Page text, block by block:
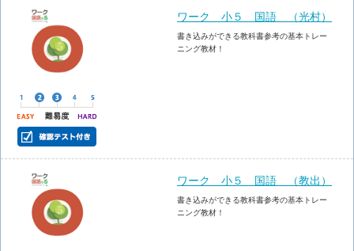
ワーク 小５ 国語 （光村）
書き込みができる教科書参考の基本トレー
ニング教材！
ワーク 小５ 国語 （教出）
書き込みができる教科書参考の基本トレー
ニング教材！